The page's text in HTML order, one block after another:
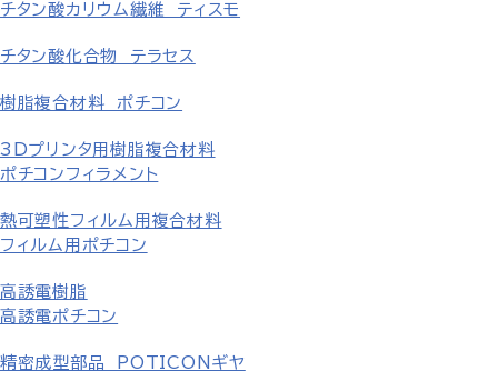
チタン酸カリウム繊維 ティスモ
チタン酸化合物 テラセス
樹脂複合材料 ポチコン
3Dプリンタ用樹脂複合材料
ポチコンフィラメント
熱可塑性フィルム用複合材料
フィルム用ポチコン
高誘電樹脂
高誘電ポチコン
精密成型部品 POTICONギヤ